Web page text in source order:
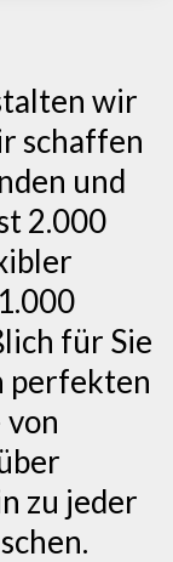
wir
schaffen
und
2.000
für Sie
perfekten
von
zu jeder